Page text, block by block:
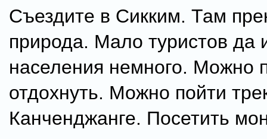
Съездите в Сикким. Там
природа. Мало туристов да
населения немного. Можно
отдохнуть. Можно пойти
Канченджанге. Посетить